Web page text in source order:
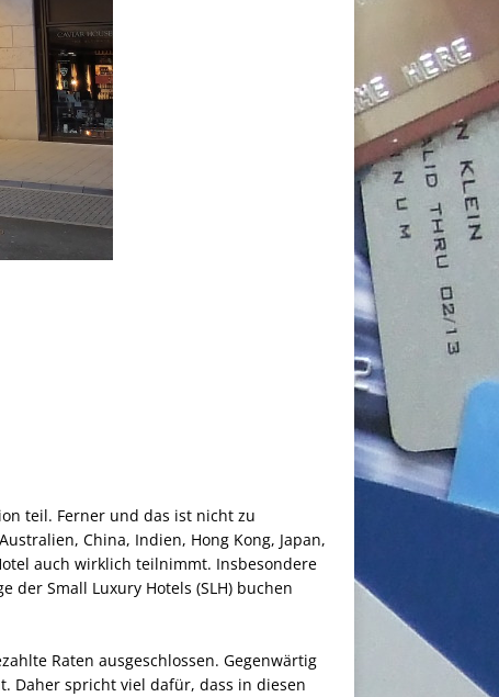
teil. Ferner und das ist nicht zu
China, Indien, Hong Kong, Japan,
auch wirklich teilnimmt. Insbesondere
Small Luxury Hotels (SLH) buchen
Raten ausgeschlossen. Gegenwärtig
Daher spricht viel dafür, dass in diesen